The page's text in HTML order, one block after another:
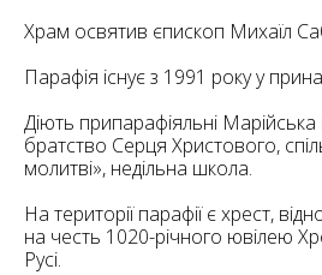
Храм освятив єпископ Михаїл
Парафія існує з 1991 року у
Діють припарафіяльні Марійська
братство Серця Христового,
молитві», недільна школа.
На території парафії є хрест,
на честь 1020-річного ювілею
Русі.
182 10
2